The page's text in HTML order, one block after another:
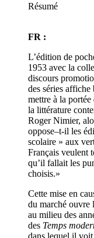
Résumé
FR :
L’édition de
1953 avec la
discours
des séries affiche
mettre à la
la littérature
Roger Nimier,
oppose–t-il les
scolaire » aux
Français veulent
qu’il fallait les
choisis.»
Cette mise en
du marché ouvre
au milieu des
des Temps
dans lequel il